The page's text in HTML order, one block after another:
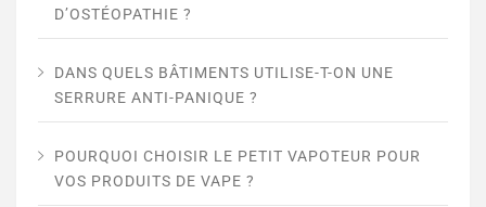
D’OSTÉOPATHIE ?
DANS QUELS BÂTIMENTS UTILISE-T-ON UNE
SERRURE ANTI-PANIQUE ?
POURQUOI CHOISIR LE PETIT VAPOTEUR POUR
VOS PRODUITS DE VAPE ?